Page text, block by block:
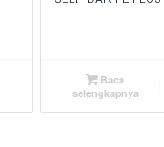
Baca
selengkapnya